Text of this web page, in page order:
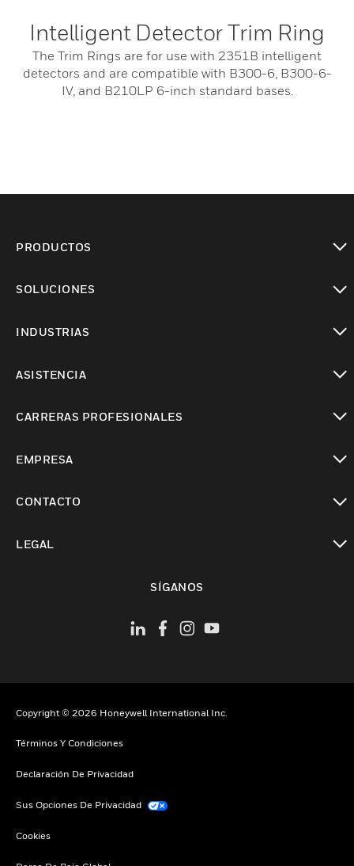
Intelligent Detector Trim Ring
The Trim Rings are for use with 2351B intelligent
detectors and are compatible with B300-6, B300-6-
IV, and B210LP 6-inch standard bases.
PRODUCTOS
SOLUCIONES
INDUSTRIAS
ASISTENCIA
CARRERAS PROFESIONALES
EMPRESA
CONTACTO
LEGAL
SÍGANOS
Copyright © 2026 Honeywell International Inc.
Términos Y Condiciones
Declaración De Privacidad
Sus Opciones De Privacidad
Cookies